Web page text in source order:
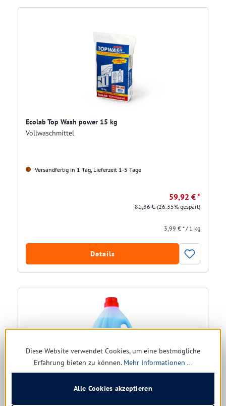
Ecolab Top Wash power 15 kg
Vollwaschmittel
Versandfertig in 1 Tag, Lieferzeit 1-5 Tage
59,92 € *
81,36 €(26.35% gespart)
3,99 € * / 1 kg
Details
Diese Website verwendet Cookies, um eine bestmögliche
Erfahrung bieten zu können. Mehr Informationen ...
Alle Cookies akzeptieren